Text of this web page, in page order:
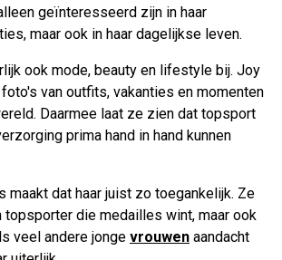
geïnteresseerd zijn in haar
maar ook in haar dagelijkse leven.
ook mode, beauty en lifestyle bij. Joy
van outfits, vakanties en momenten
Daarmee laat ze zien dat topsport
prima hand in hand kunnen
maakt dat haar juist zo toegankelijk. Ze
topsporter die medailles wint, maar ook
veel andere jonge vrouwen aandacht